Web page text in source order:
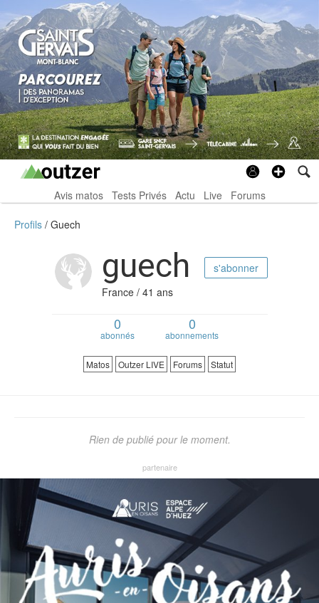
Avis matos Tests Privés Actu Live Forums
Profils Guech
guech
s'abonner
France / 41 ans
0
abonnés
0
abonnements
Matos Outzer LIVE Forums Statut
Rien de publié pour le moment.